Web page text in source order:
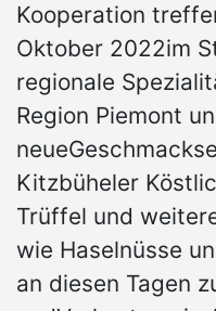
Kooperation
Oktober 2022im
regionale
Region Piemont
Kitzbüheler
Trüffel und
wie Haselnüsse
an diesen Tagen